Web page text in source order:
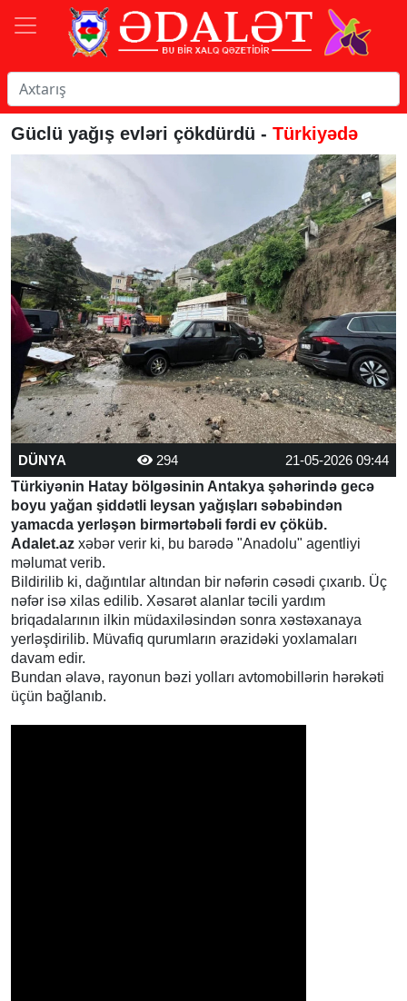
Güclü yağış evləri çökdürdü - Türkiyədə
DÜNYA 294
21-05-2026 09:44
Türkiyənin Hatay bölgəsinin Antakya şəhərində gecə
boyu yağan şiddətli leysan yağışları səbəbindən
yamacda yerləşən birmərtəbəli fərdi ev çöküb.
Adalet.az xəbər verir ki, bu barədə "Anadolu" agentliyi
məlumat verib.
Bildirilib ki, dağıntılar altından bir nəfərin cəsədi çıxarıb. Üç
nəfər isə xilas edilib. Xəsarət alanlar təcili yardım
briqadalarının ilkin müdaxiləsindən sonra xəstəxanaya
yerləşdirilib. Müvafiq qurumların ərazidəki yoxlamaları
davam edir.
Bundan əlavə, rayonun bəzi yolları avtomobillərin hərəkəti
üçün bağlanıb.